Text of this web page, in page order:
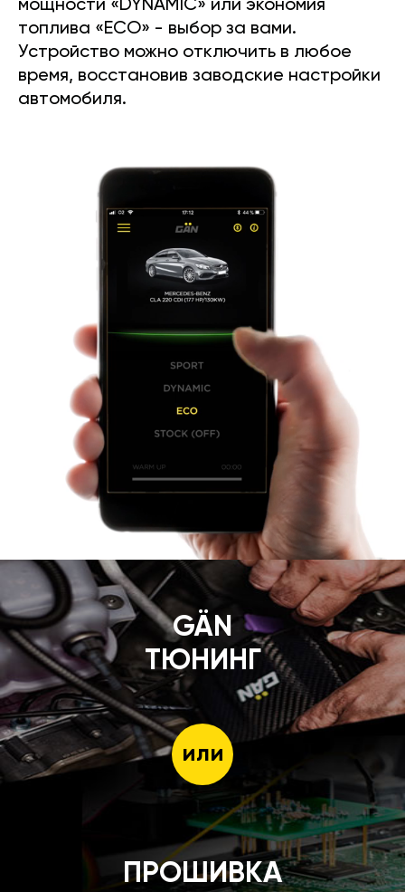
мощности «DYNAMIC» или экономия
топлива «ECO» - выбор за вами.
Устройство можно отключить в любое
время, восстановив заводские настройки
автомобиля.
GÄN
ТЮНИНГ
или
ПРОШИВКА